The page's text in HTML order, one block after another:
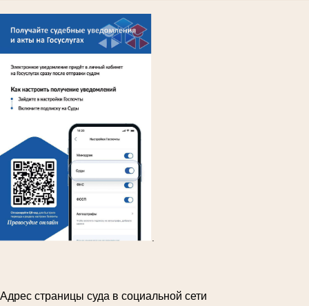
Адрес страницы суда в социальной сети